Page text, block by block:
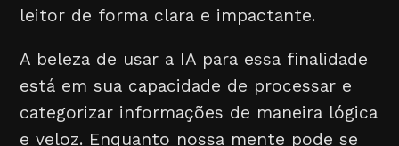
leitor de forma clara e impactante.
A beleza de usar a IA para essa finalidade
está em sua capacidade de processar e
categorizar informações de maneira lógica
e veloz. Enquanto nossa mente pode se